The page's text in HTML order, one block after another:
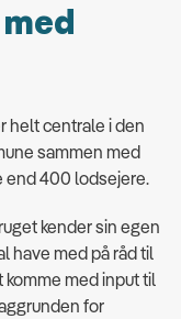
helt centrale i den
sammen med
end 400 lodsejere.
kender sin egen
have med på råd til
med input til
for